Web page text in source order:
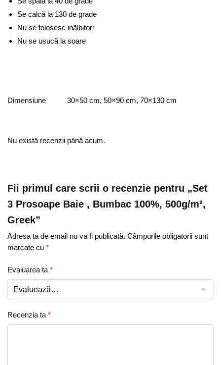
Se calcă la 130 de grade
Nu se folosesc inălbitori
Nu se usucă la soare
Dimensiune 30×50 cm, 50×90 cm, 70×130 cm
Nu există recenzii până acum.
Fii primul care scrii o recenzie pentru „Set
3 Prosoape Baie , Bumbac 100%, 500g/m²,
Greek”
Adresa ta de email nu va fi publicată. Câmpurile obligatorii sunt
marcate cu *
Evaluarea ta *
Recenzia ta *